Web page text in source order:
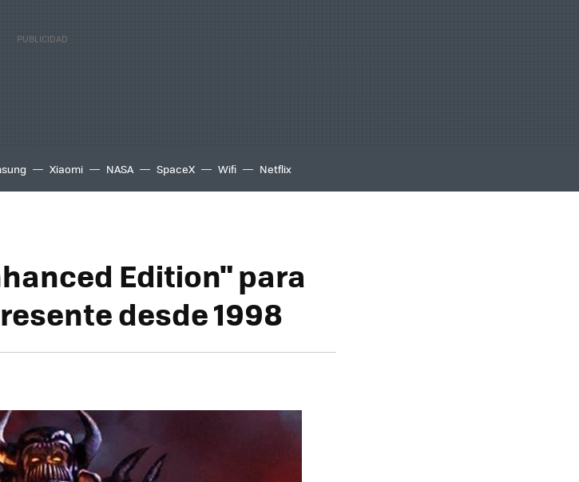
Xiaomi NASA SpaceX Wifi Netflix
Edition" para
desde 1998